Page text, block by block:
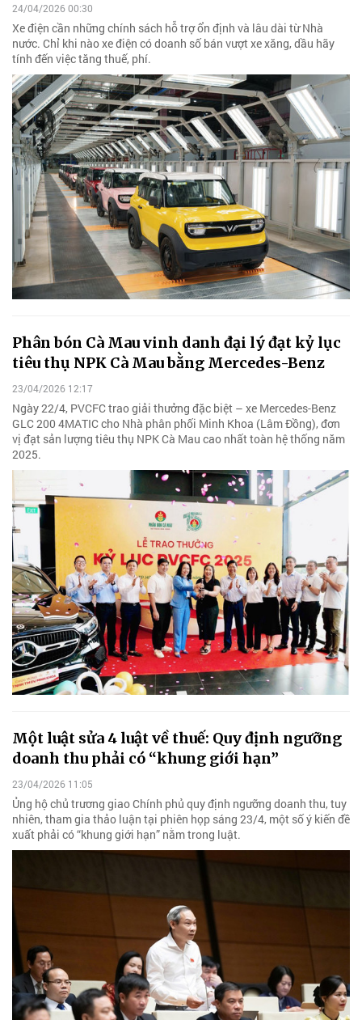
24/04/2026 00:30
Xe điện cần những chính sách hỗ trợ ổn định và lâu dài từ Nhà
nước. Chỉ khi nào xe điện có doanh số bán vượt xe xăng, dầu hãy
tính đến việc tăng thuế, phí.
Phân bón Cà Mau vinh danh đại lý đạt kỷ lục
tiêu thụ NPK Cà Mau bằng Mercedes-Benz
23/04/2026 12:17
Ngày 22/4, PVCFC trao giải thưởng đặc biệt – xe Mercedes-Benz
GLC 200 4MATIC cho Nhà phân phối Minh Khoa (Lâm Đồng), đơn
vị đạt sản lượng tiêu thụ NPK Cà Mau cao nhất toàn hệ thống năm
2025.
Một luật sửa 4 luật về thuế: Quy định ngưỡng
doanh thu phải có “khung giới hạn”
23/04/2026 11:05
Ủng hộ chủ trương giao Chính phủ quy định ngưỡng doanh thu, tuy
nhiên, tham gia thảo luận tại phiên họp sáng 23/4, một số ý kiến đề
xuất phải có “khung giới hạn” nằm trong luật.